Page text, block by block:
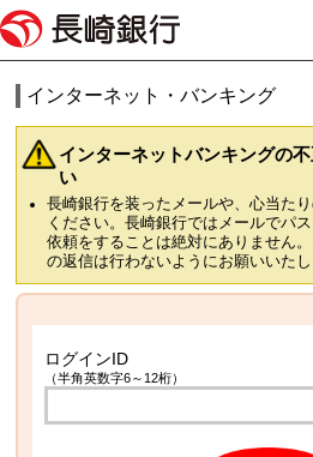
インターネット・バンキング
インターネットバンキングの
い
長崎銀行を装ったメールや、心当た
ください。長崎銀行ではメールでパ
依頼をすることは絶対にありません
の返信は行わないようにお願いいたし
ログインID
（半角英数字6～12桁）